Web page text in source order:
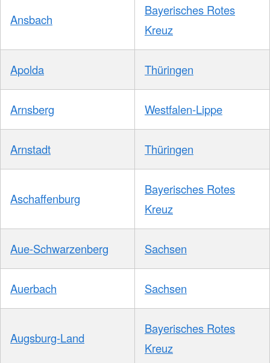
Ansbach
Bayerisches Rotes
Kreuz
Apolda Thüringen
Arnsberg Westfalen-Lippe
Arnstadt Thüringen
Aschaffenburg
Bayerisches Rotes
Kreuz
Aue-Schwarzenberg Sachsen
Auerbach Sachsen
Augsburg-Land
Bayerisches Rotes
Kreuz